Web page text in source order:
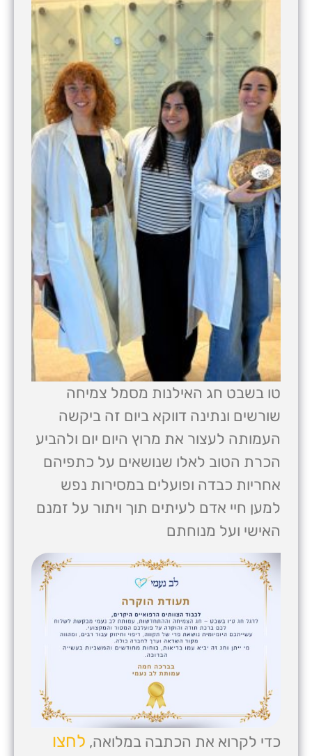
טו בשבט חג האילנות מסמל צמיחה
שורשים ונתינה דווקא ביום זה ביקשה
העמותה לעצור את מרוץ היום יום ולהביע
הכרת הטוב לאלו שנושאים על כתפיהם
אחריות כבדה ופועלים במסירות נפש
למען חיי אדם לעיתים תוך ויתור על זמנם
האישי ועל מנוחתם
כדי לקרוא את הכתבה במלואה, לחצו